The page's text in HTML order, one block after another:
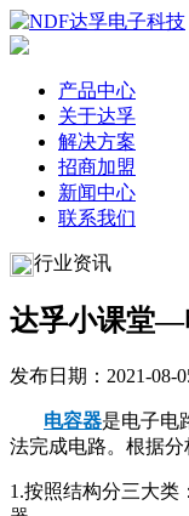
产品中心
关于达孚
解决方案
招商加盟
新闻中心
联系我们
行业资讯
达孚小课堂—
发布日期：2021-
电容器是电子电
法完成电路。根据分
1.按照结构分三大类